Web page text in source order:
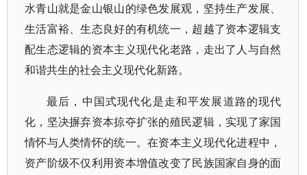
水青山就是金山银山的绿色发展观，坚持生产发展、
生活富裕、生态良好的有机统一，超越了资本逻辑支
配生态逻辑的资本主义现代化老路，走出了人与自然
和谐共生的社会主义现代化新路。
最后，中国式现代化是走和平发展道路的现代
化，坚决摒弃资本掠夺扩张的殖民逻辑，实现了家国
情怀与人类情怀的统一。在资本主义现代化进程中，
资产阶级不仅利用资本增值改变了民族国家自身的面